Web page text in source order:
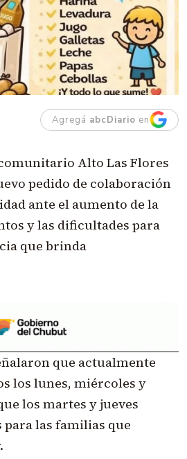
Agregá abcDiario en
Alto Las Flores
pedido de colaboración
ante el aumento de la
y las dificultades para
que brinda
que actualmente
los lunes, miércoles y
los martes y jueves
las familias que